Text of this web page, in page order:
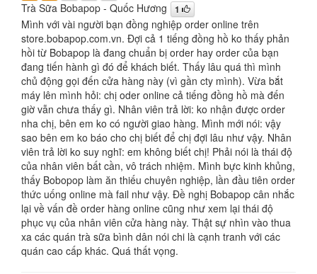
Trà Sữa Bobapop - Quốc Hương 1
Mình với vài người bạn đồng nghiệp order online trên
store.bobapop.com.vn. Đợi cả 1 tiếng đồng hồ ko thấy phản
hồi từ Bobapop là đang chuẩn bị order hay order của bạn
đang tiến hành gì đó để khách biết. Thấy lâu quá thì mình
chủ động gọi đến cửa hàng này (vì gần cty mình). Vừa bắt
máy lên mình hỏi: chị oder online cả tiếng đồng hồ mà đến
giờ vẫn chưa thấy gì. Nhân viên trả lời: ko nhận được order
nha chị, bên em ko có người giao hàng. Mình mới nói: vậy
sao bên em ko báo cho chị biết để chị đợi lâu như vậy. Nhân
viên trả lời ko suy nghĩ: em không biết chị! Phải nói là thái độ
của nhân viên bất cần, vô trách nhiệm. Mình bực kinh khủng,
thấy Bobopop làm ăn thiếu chuyên nghiệp, lần đầu tiên order
thức uống online mà fail như vậy. Đề nghị Bobapop cân nhắc
lại về vấn đề order hàng online cũng như xem lại thái độ
phục vụ của nhân viên cửa hàng này. Thật sự nhìn vào thua
xa các quán trà sữa bình dân nói chi là cạnh tranh với các
quán cao cấp khác. Quá thất vọng.